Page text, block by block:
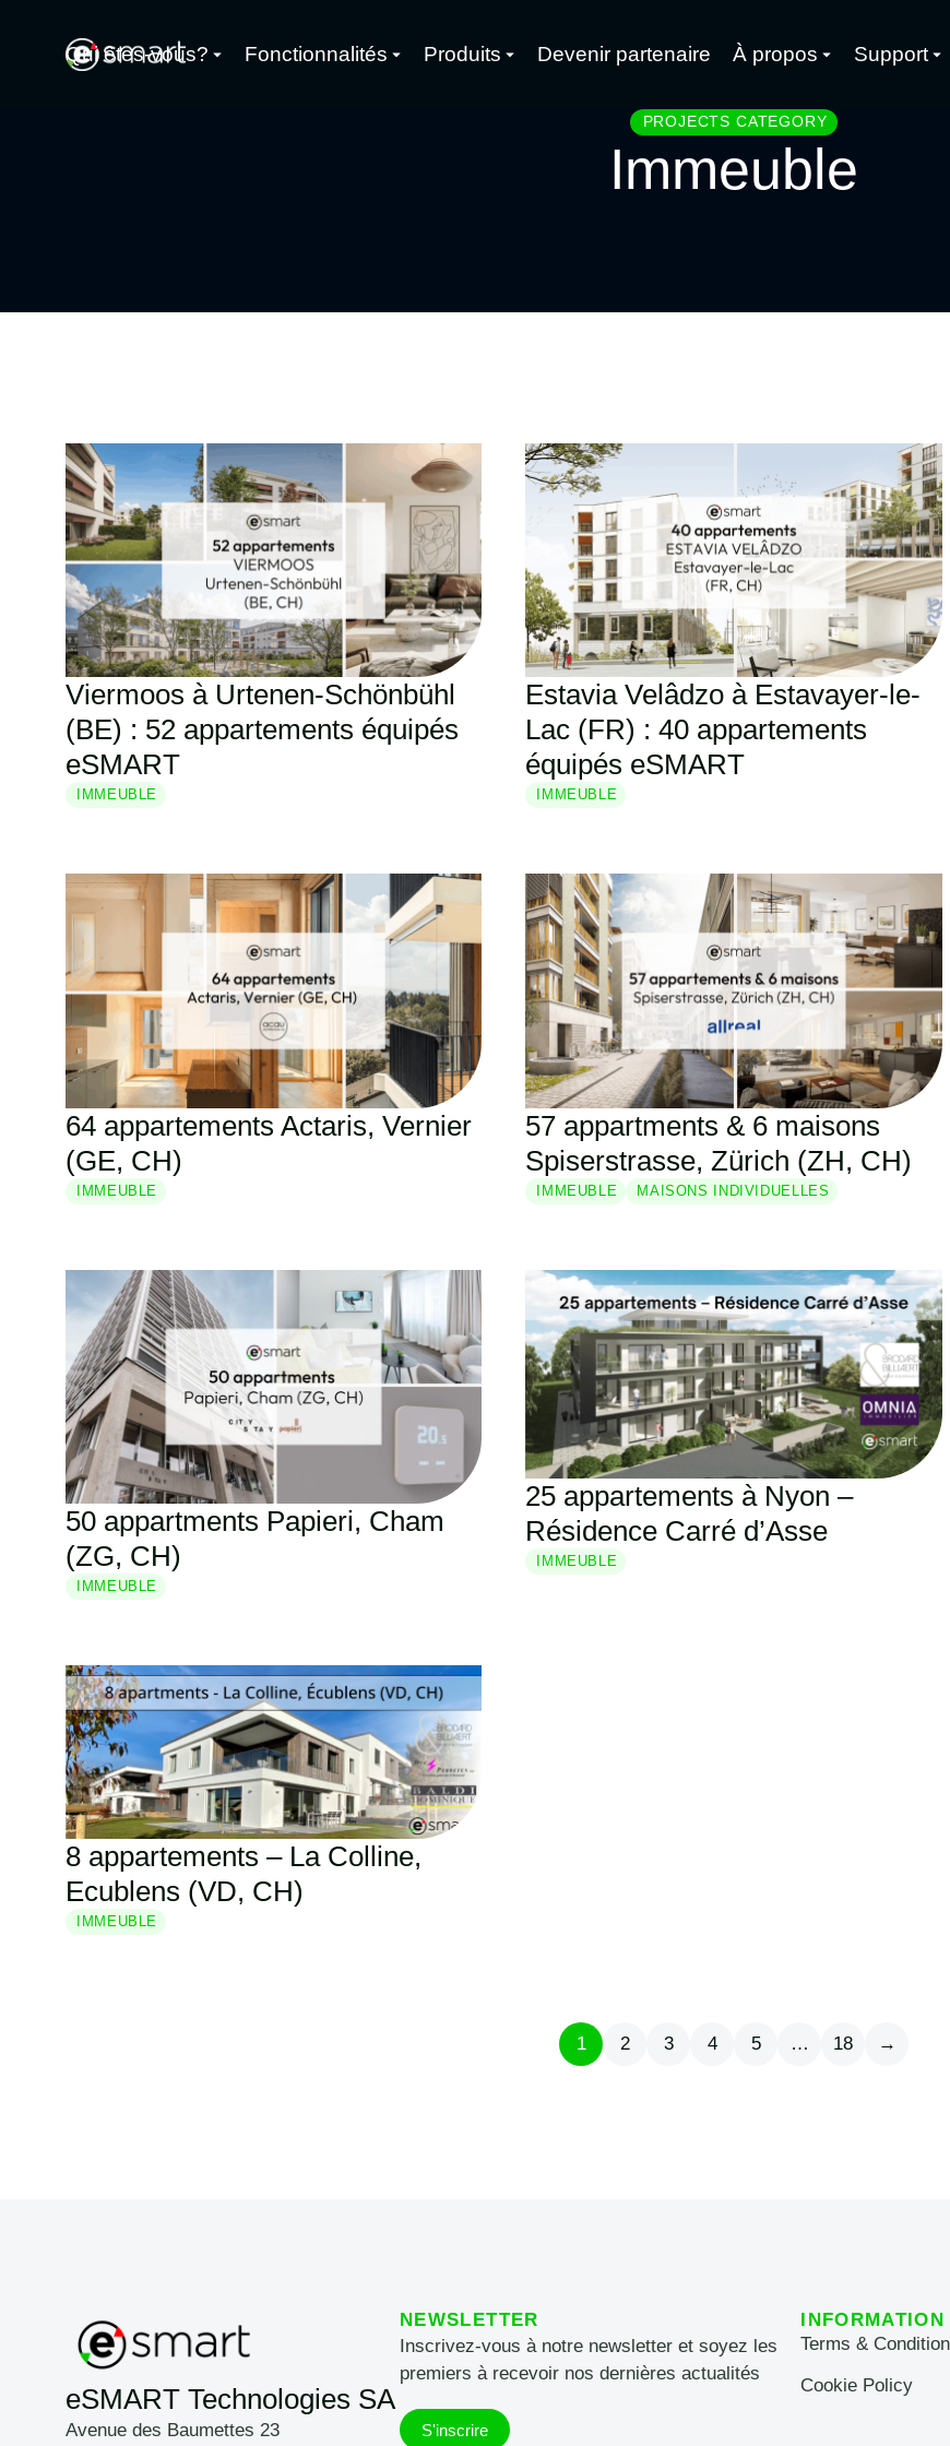
Qui êtes-vous? Fonctionnalités Produits Devenir partenaire À propos Support
PROJECTS CATEGORY
Immeuble
Viermoos à Urtenen-Schönbühl
(BE) : 52 appartements équipés
eSMART
IMMEUBLE
Estavia Velâdzo à Estavayer-le-
Lac (FR) : 40 appartements
équipés eSMART
IMMEUBLE
64 appartements Actaris, Vernier
(GE, CH)
IMMEUBLE
57 appartments & 6 maisons
Spiserstrasse, Zürich (ZH, CH)
IMMEUBLE MAISONS INDIVIDUELLES
50 appartments Papieri, Cham
(ZG, CH)
IMMEUBLE
25 appartements à Nyon –
Résidence Carré d’Asse
IMMEUBLE
8 appartements – La Colline,
Ecublens (VD, CH)
IMMEUBLE
1 2 3 4 5 … 18 →
eSMART Technologies SA
Avenue des Baumettes 23
NEWSLETTER
Inscrivez-vous à notre newsletter et soyez les
premiers à recevoir nos dernières actualités
S'inscrire
INFORMATION
Terms &
Cookie Policy